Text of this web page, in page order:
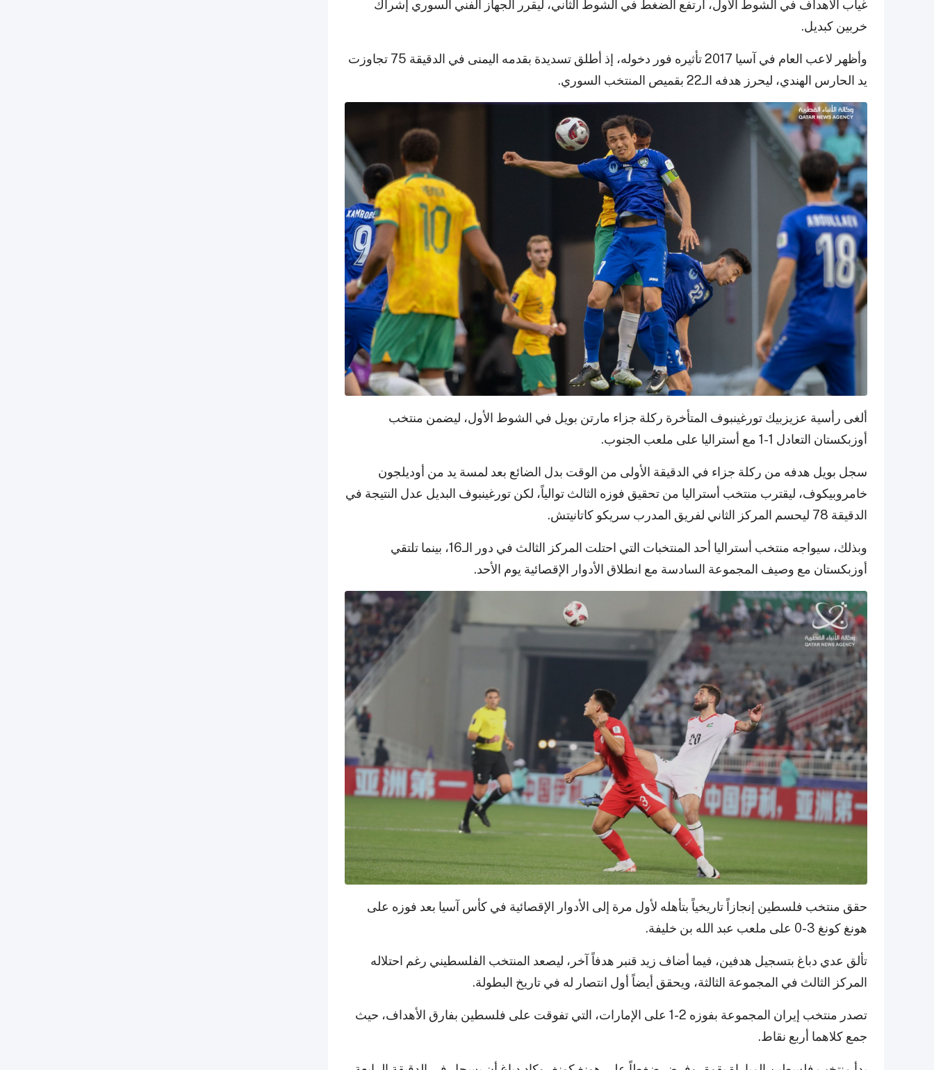
غياب الأهداف في الشوط الأول، ارتفع الضغط في الشوط الثاني، ليقرر الجهاز الفني السوري إشراك
خربين كبديل.
وأظهر لاعب العام في آسيا 2017 تأثيره فور دخوله، إذ أطلق تسديدة بقدمه اليمنى في الدقيقة 75 تجاوزت
يد الحارس الهندي، ليحرز هدفه الـ22 بقميص المنتخب السوري.
ألغى رأسية عزيزبيك تورغينبوف المتأخرة ركلة جزاء مارتن بويل في الشوط الأول، ليضمن منتخب
أوزبكستان التعادل 1-1 مع أستراليا على ملعب الجنوب.
سجل بويل هدفه من ركلة جزاء في الدقيقة الأولى من الوقت بدل الضائع بعد لمسة يد من أوديلجون
خامروبيكوف، ليقترب منتخب أستراليا من تحقيق فوزه الثالث توالياً، لكن تورغينبوف البديل عدل النتيجة في
الدقيقة 78 ليحسم المركز الثاني لفريق المدرب سريكو كاتانيتش.
وبذلك، سيواجه منتخب أستراليا أحد المنتخبات التي احتلت المركز الثالث في دور الـ16، بينما تلتقي
أوزبكستان مع وصيف المجموعة السادسة مع انطلاق الأدوار الإقصائية يوم الأحد.
حقق منتخب فلسطين إنجازاً تاريخياً بتأهله لأول مرة إلى الأدوار الإقصائية في كأس آسيا بعد فوزه على
هونغ كونغ 3-0 على ملعب عبد الله بن خليفة.
تألق عدي دباغ بتسجيل هدفين، فيما أضاف زيد قنبر هدفاً آخر، ليصعد المنتخب الفلسطيني رغم احتلاله
المركز الثالث في المجموعة الثالثة، ويحقق أيضاً أول انتصار له في تاريخ البطولة.
تصدر منتخب إيران المجموعة بفوزه 2-1 على الإمارات، التي تفوقت على فلسطين بفارق الأهداف، حيث
جمع كلاهما أربع نقاط.